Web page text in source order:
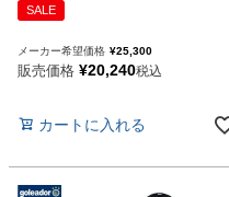
SALE
メーカー希望価格 ¥25,300
販売価格 ¥20,240税込
カートに入れる